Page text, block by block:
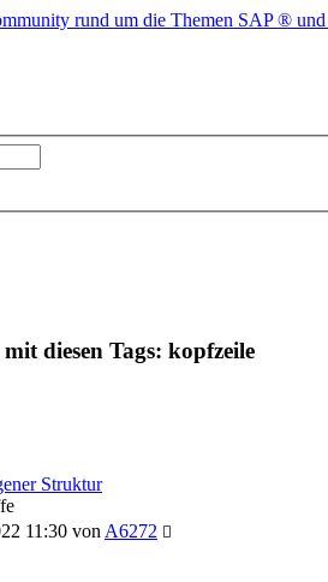
diesen Tags: kopfzeile
Struktur
11:30 von A6272